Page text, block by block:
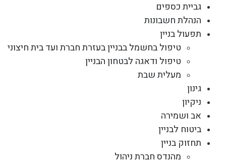
גביית כספים
הנהלת חשבונות
תפעול בניין
טיפול בחשמל בבניין בעזרת חברת ועד בית חיצוני
טיפול ודאגה לבטחון הבניין
מעלית שבת
גינון
ניקיון
אב ושמירה
ביטוח לבניין
תחזוק בניין
מהנדס חברת ניהול